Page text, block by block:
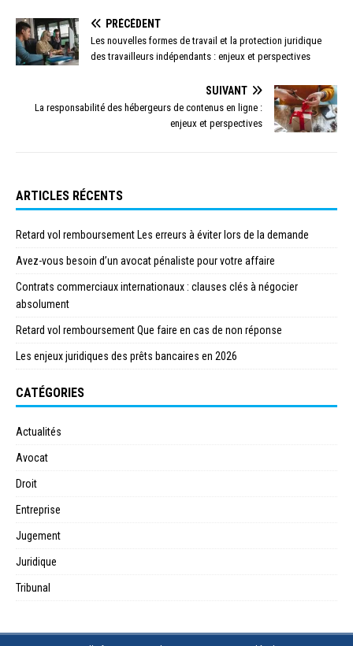
PRÉCÉDENT
Les nouvelles formes de travail et la protection juridique
des travailleurs indépendants : enjeux et perspectives
SUIVANT
La responsabilité des hébergeurs de contenus en ligne :
enjeux et perspectives
ARTICLES RÉCENTS
Retard vol remboursement Les erreurs à éviter lors de la demande
Avez-vous besoin d’un avocat pénaliste pour votre affaire
Contrats commerciaux internationaux : clauses clés à négocier
absolument
Retard vol remboursement Que faire en cas de non réponse
Les enjeux juridiques des prêts bancaires en 2026
CATÉGORIES
Actualités
Avocat
Droit
Entreprise
Jugement
Juridique
Tribunal